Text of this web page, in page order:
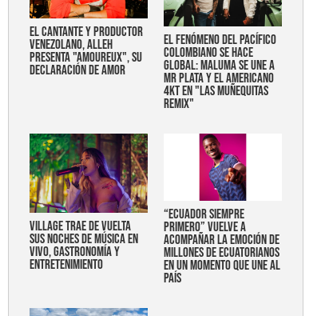
EL CANTANTE Y PRODUCTOR
VENEZOLANO, ALLEH
PRESENTA "AMOUREUX", SU
DECLARACIÓN DE AMOR
EL FENÓMENO DEL PACÍFICO
COLOMBIANO SE HACE
GLOBAL: MALUMA SE UNE A
MR PLATA Y EL AMERICANO
4KT EN "LAS MUÑEQUITAS
REMIX"
Village trae de vuelta
sus noches de música en
vivo, gastronomía y
entretenimiento
“Ecuador siempre
primero” vuelve a
acompañar la emoción de
millones de ecuatorianos
en un momento que une al
país